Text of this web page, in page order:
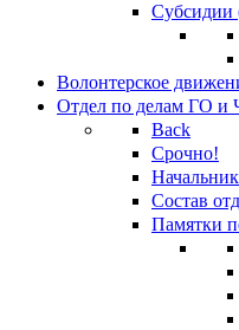
Волонтерское
Отдел по делам ГО и
Back
Срочно!
Состав
Памятки